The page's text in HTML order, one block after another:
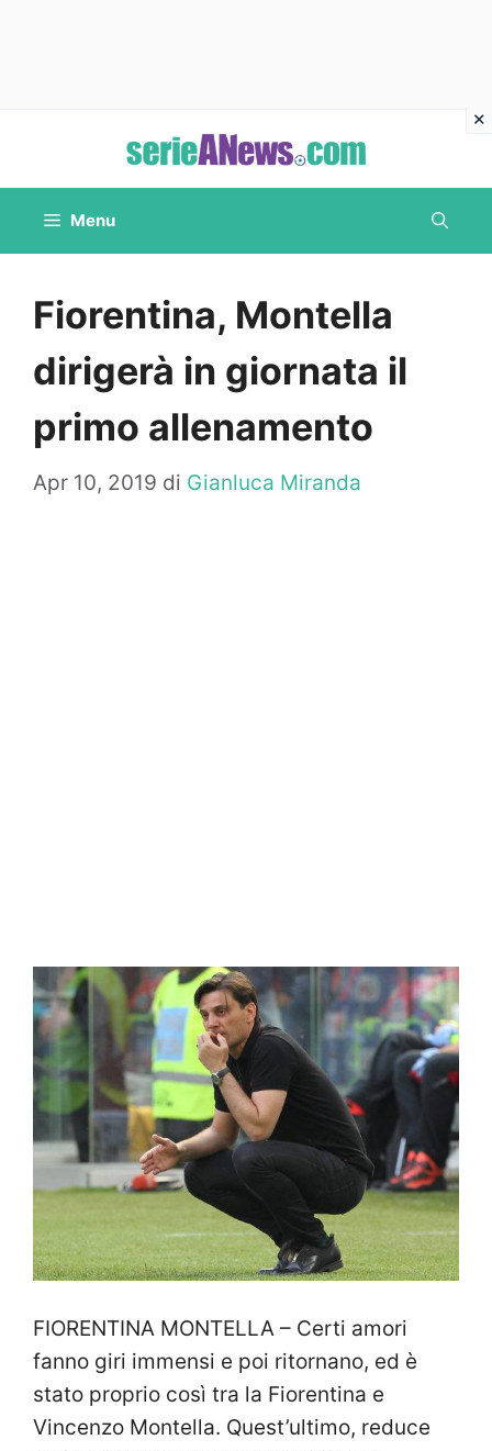
contenuto
Menu
Fiorentina, Montella
dirigerà in giornata il
primo allenamento
Apr 10, 2019 di Gianluca Miranda
FIORENTINA MONTELLA – Certi amori
fanno giri immensi e poi ritornano, ed è
stato proprio così tra la Fiorentina e
Vincenzo Montella. Quest’ultimo, reduce